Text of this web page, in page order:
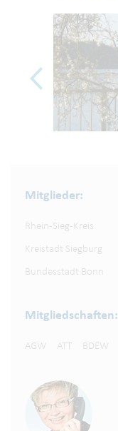
Mitglieder:
Rhein-Sieg-Kreis
Kreistadt Siegburg
Bundesstadt Bonn
Mitgliedschaften:
AGW ATT BDEW